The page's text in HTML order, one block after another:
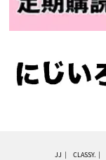
JJ CLASSY.